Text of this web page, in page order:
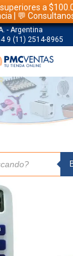
a
| 💬
- Argentina
9 (11) 2514-8965